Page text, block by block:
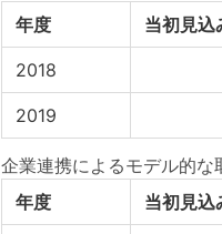
年度
当初見込
2018
2019
企業連携によるモデル的な
年度
当初見込